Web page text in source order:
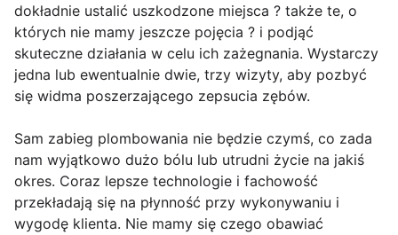
dokładnie ustalić uszkodzone miejsca ? także te, o
których nie mamy jeszcze pojęcia ? i podjąć
skuteczne działania w celu ich zażegnania. Wystarczy
jedna lub ewentualnie dwie, trzy wizyty, aby pozbyć
się widma poszerzającego zepsucia zębów.
Sam zabieg plombowania nie będzie czymś, co zada
nam wyjątkowo dużo bólu lub utrudni życie na jakiś
okres. Coraz lepsze technologie i fachowość
przekładają się na płynność przy wykonywaniu i
wygodę klienta. Nie mamy się czego obawiać